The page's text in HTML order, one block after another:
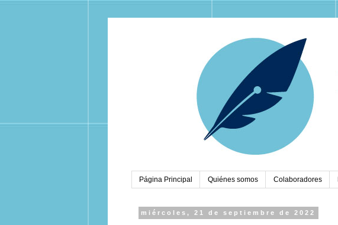
Página Principal Quiénes somos Colaboradores
miércoles, 21 de septiembre de 2022